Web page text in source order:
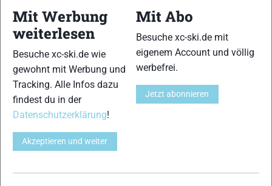
29 30
Mit Werbung
weiterlesen
Besuche xc-ski.de wie
gewohnt mit Werbung und
Tracking. Alle Infos dazu
findest du in der
Datenschutzerklärung!
Akzeptieren und weiter
Mit Abo
Besuche xc-ski.de mit
eigenem Account und völlig
werbefrei.
Jetzt abonnieren